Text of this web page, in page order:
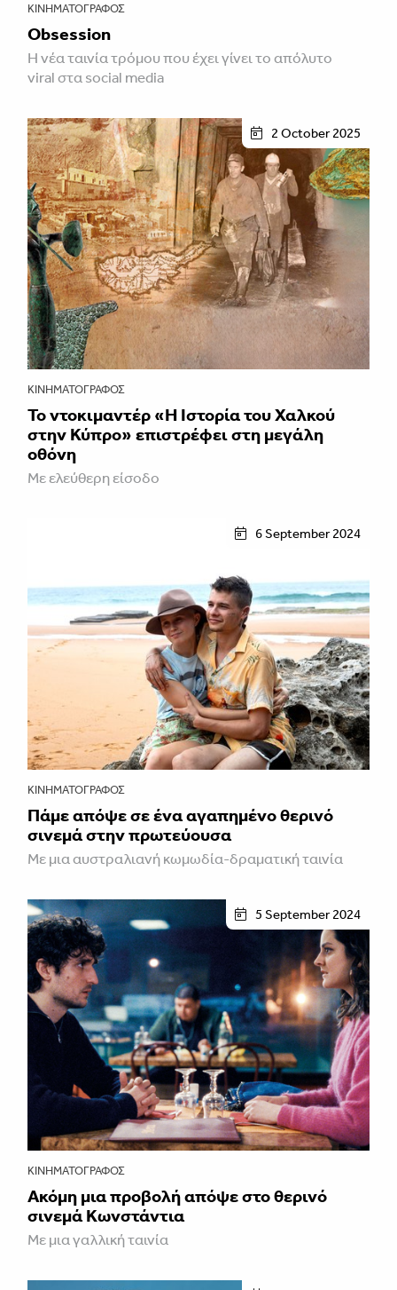
ΚΙΝΗΜΑΤΟΓΡΆΦΟΣ
Obsession
Η νέα ταινία τρόμου που έχει γίνει το απόλυτο
viral στα social media
2 October 2025
ΚΙΝΗΜΑΤΟΓΡΆΦΟΣ
Το ντοκιμαντέρ «Η Ιστορία του Χαλκού
στην Κύπρο» επιστρέφει στη μεγάλη
οθόνη
Με ελεύθερη είσοδο
6 September 2024
ΚΙΝΗΜΑΤΟΓΡΆΦΟΣ
Πάμε απόψε σε ένα αγαπημένο θερινό
σινεμά στην πρωτεύουσα
Με μια αυστραλιανή κωμωδία-δραματική ταινία
5 September 2024
ΚΙΝΗΜΑΤΟΓΡΆΦΟΣ
Ακόμη μια προβολή απόψε στο θερινό
σινεμά Κωνστάντια
Με μια γαλλική ταινία